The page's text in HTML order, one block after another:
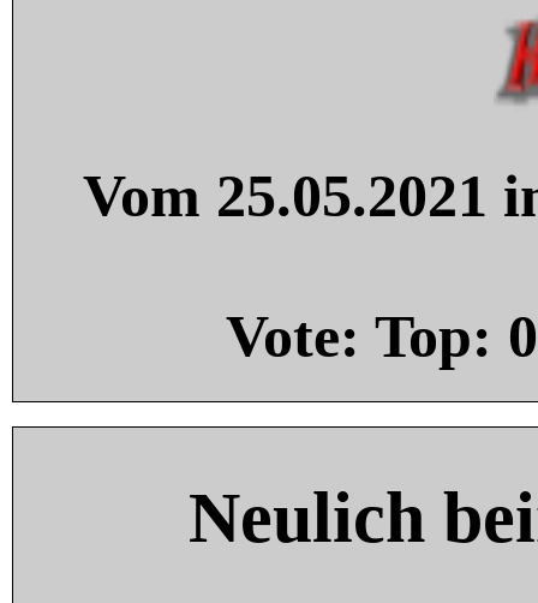
Vom 25.05.2021
Vote: Top: 0
Neulich